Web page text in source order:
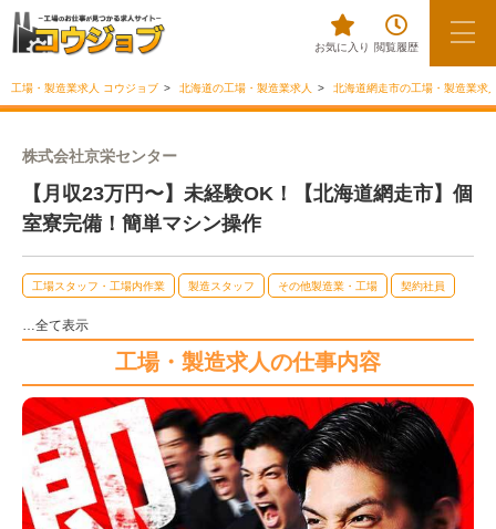
お気に入り 閲覧履歴
工場・製造業求人 コウジョブ 北海道の工場・製造業求人 北海道網走市の工場・製造業求
株式会社京栄センター
【月収23万円〜】未経験OK！【北海道網走市】個
室寮完備！簡単マシン操作
工場スタッフ・工場内作業 製造スタッフ その他製造業・工場 契約社員
…全て表示